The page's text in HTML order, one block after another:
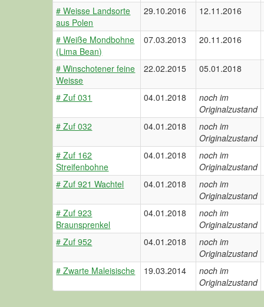
# Weisse Landsorte
aus Polen
29.10.2016 12.11.2016
# Weiße Mondbohne
(Lima Bean)
07.03.2013 20.11.2016
# Winschotener feine
Weisse
22.02.2015 05.01.2018
# Zuf 031 04.01.2018
noch im
Originalzustand
# Zuf 032
04.01.2018
noch im
Originalzustand
# Zuf 162
Streifenbohne
04.01.2018
noch im
Originalzustand
# Zuf 921 Wachtel
04.01.2018
noch im
Originalzustand
# Zuf 923
Braunsprenkel
04.01.2018
noch im
Originalzustand
# Zuf 952
04.01.2018
noch im
Originalzustand
# Zwarte Maleisische
19.03.2014
noch im
Originalzustand